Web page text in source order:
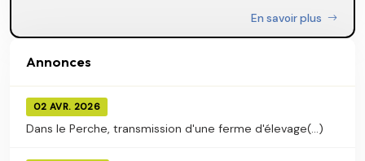
En savoir plus
Annonces
02 AVR. 2026
Dans le Perche, transmission d'une ferme d'élevage(...)